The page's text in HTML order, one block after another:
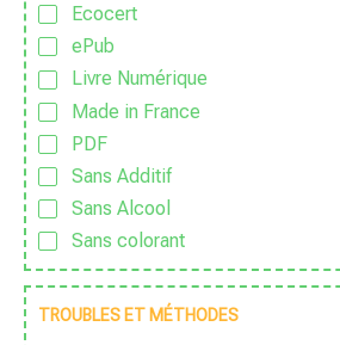
Ecocert
ePub
Livre Numérique
Made in France
PDF
Sans Additif
Sans Alcool
Sans colorant
Sans Conservateur
Sans Excipient
TROUBLES ET MÉTHODES